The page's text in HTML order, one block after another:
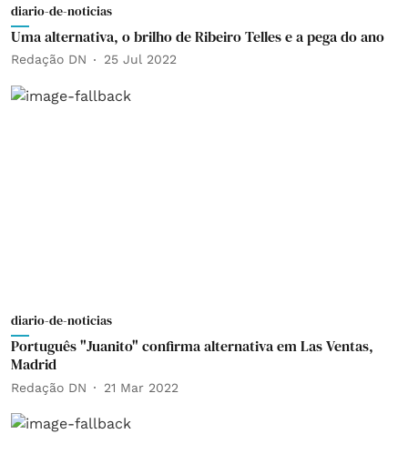
diario-de-noticias
Uma alternativa, o brilho de Ribeiro Telles e a pega do ano
Redação DN 25 Jul 2022
diario-de-noticias
Português "Juanito" confirma alternativa em Las Ventas,
Madrid
Redação DN 21 Mar 2022